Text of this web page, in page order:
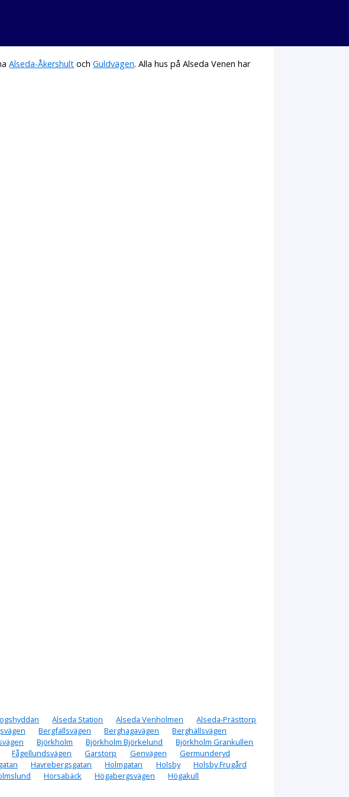
Alseda-Åkershult ochGuldvägen. Alla hus på Alseda Venen har
Alseda Station Alseda Venholmen
Alseda-Prästtorp
Bergfallsvägen Berghagavägen
Berghällsvägen
Björkholm Björkholm Björkelund
Björkholm Grankullen
Fågellundsvägen Garstorp Genvägen
Germunderyd
Havrebergsgatan Holmgatan Holsby
Holsby Frugård
Horsabäck Högabergsvägen
Högakull